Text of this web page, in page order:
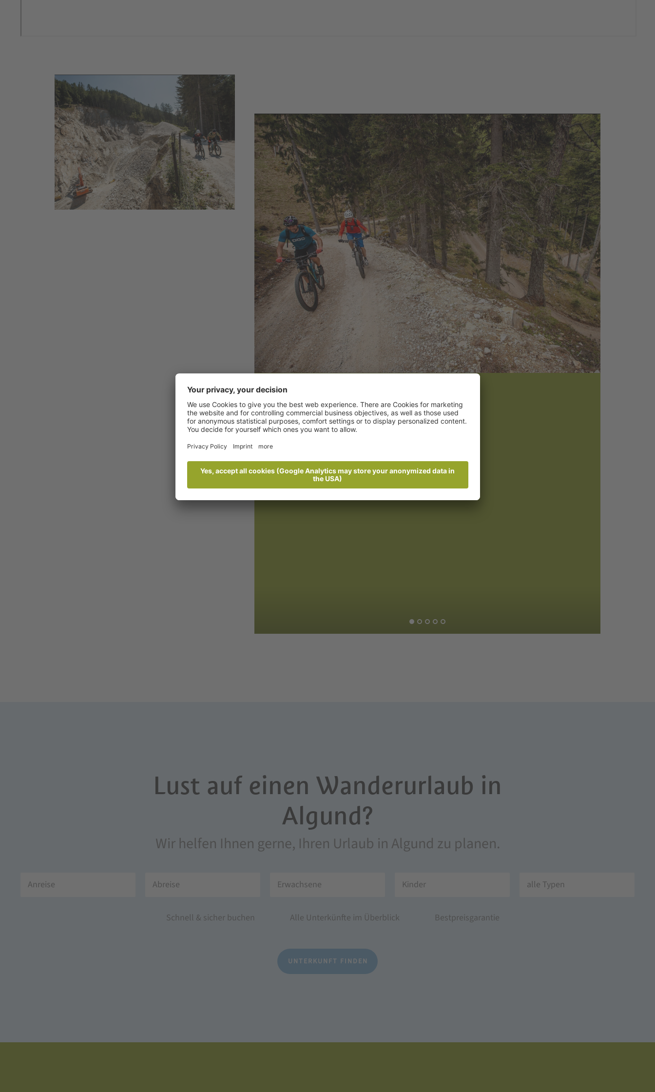
Lust auf einen Wanderurlaub in
Algund?
Wir helfen Ihnen gerne, Ihren Urlaub in Algund zu planen.
Erwachsene Kinder alle Typen
Schnell & sicher buchen Alle Unterkünfte im Überblick Bestpreisgarantie
UNTERKUNFT FINDEN